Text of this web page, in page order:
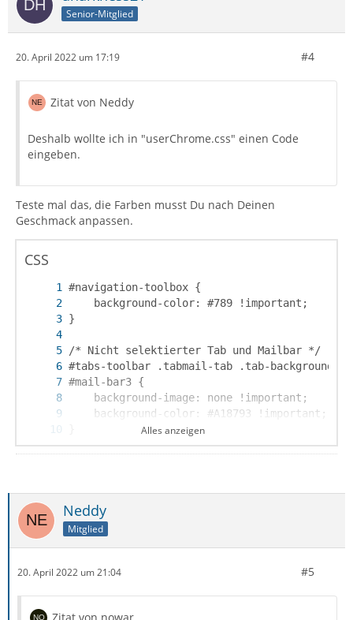
Senior-Mitglied
20. April 2022 um 17:19 #4
Zitat von Neddy
Deshalb wollte ich in "userChrome.css" einen Code
eingeben.
Teste mal das, die Farben musst Du nach Deinen
Geschmack anpassen.
CSS
}
Alles anzeigen
Neddy
Mitglied
20. April 2022 um 21:04 #5